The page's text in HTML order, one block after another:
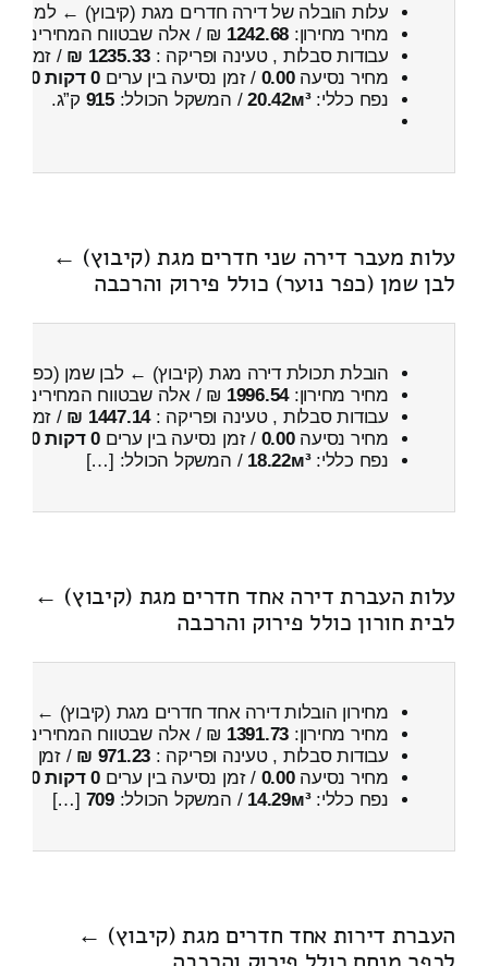
עלות הובלה של דירה חדרים מגת (קיבוץ) ←
מחיר מחירון: 1242.68 ₪ / אלה שבטווח המחירים
עבודות סבלות , טעינה ופריקה : 1235.33 ₪ / זמן :
מחיר נסיעה0.00 / זמן נסיעה בין ערים0 דקות 0 שניות
נפח כללי:20.42м³/ המשקל הכולל:915 ק”ג.
עלות מעבר דירה שני חדרים מגת (קיבוץ) ←
לבן שמן (כפר נוער) כולל פירוק והרכבה
הובלת תכולת דירה מגת (קיבוץ) ← לבן שמן (כפר
מחיר מחירון:1996.54 ₪ / אלה שבטווח המחירים
עבודות סבלות , טעינה ופריקה :1447.14 ₪ / זמן :
מחיר נסיעה0.00 / זמן נסיעה בין ערים0 דקות 0 שניות
נפח כללי:18.22м³ / המשקל הכולל: […]
עלות העברת דירה אחד חדרים מגת (קיבוץ) ←
לבית חורון כולל פירוק והרכבה
מחירון הובלות דירה אחד חדרים מגת (קיבוץ) ←
מחיר מחירון: 1391.73 ₪ / אלה שבטווח המחירים
עבודות סבלות , טעינה ופריקה : 971.23 ₪ / זמן :
מחיר נסיעה0.00 / זמן נסיעה בין ערים0 דקות 0 שניות
נפח כללי:14.29м³ / המשקל הכולל:709
[…]
העברת דירות אחד חדרים מגת (קיבוץ) ←